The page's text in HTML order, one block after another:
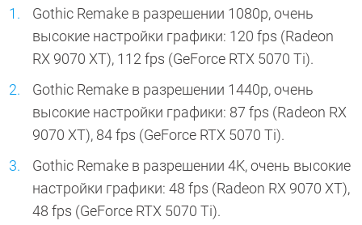
Gothic Remake в разрешении 1080p, очень
высокие настройки графики: 120 fps (Radeon
RX 9070 XT), 112 fps (GeForce RTX 5070 Ti).
Gothic Remake в разрешении 1440p, очень
высокие настройки графики: 87 fps (Radeon RX
9070 XT), 84 fps (GeForce RTX 5070 Ti).
Gothic Remake в разрешении 4K, очень высокие
настройки графики: 48 fps (Radeon RX 9070 XT),
48 fps (GeForce RTX 5070 Ti).